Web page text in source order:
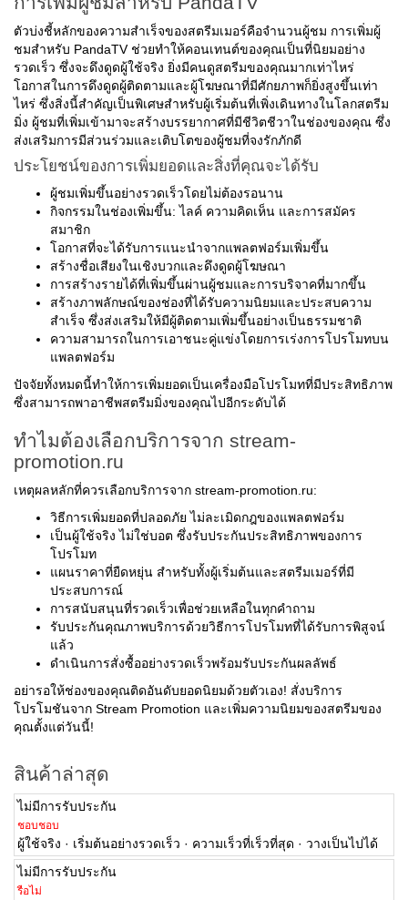
ตัวบ่งชี้หลักของความสำเร็จของสตรีมเมอร์คือจำนวนผู้ชม การเพิ่มผู้
ชมสำหรับ PandaTV ช่วยทำให้คอนเทนต์ของคุณเป็นที่นิยมอย่าง
รวดเร็ว ซึ่งจะดึงดูดผู้ใช้จริง ยิ่งมีคนดูสตรีมของคุณมากเท่าไหร่
โอกาสในการดึงดูดผู้ติดตามและผู้โฆษณาที่มีศักยภาพก็ยิ่งสูงขึ้นเท่า
ไหร่ ซึ่งสิ่งนี้สำคัญเป็นพิเศษสำหรับผู้เริ่มต้นที่เพิ่งเดินทางในโลกสตรีม
มิ่ง ผู้ชมที่เพิ่มเข้ามาจะสร้างบรรยากาศที่มีชีวิตชีวาในช่องของคุณ ซึ่ง
ส่งเสริมการมีส่วนร่วมและเติบโตของผู้ชมที่จงรักภักดี
ประโยชน์ของการเพิ่มยอดและสิ่งที่คุณจะได้รับ
ผู้ชมเพิ่มขึ้นอย่างรวดเร็วโดยไม่ต้องรอนาน
กิจกรรมในช่องเพิ่มขึ้น: ไลค์ ความคิดเห็น และการสมัคร
สมาชิก
โอกาสที่จะได้รับการแนะนำจากแพลตฟอร์มเพิ่มขึ้น
สร้างชื่อเสียงในเชิงบวกและดึงดูดผู้โฆษณา
การสร้างรายได้ที่เพิ่มขึ้นผ่านผู้ชมและการบริจาคที่มากขึ้น
สร้างภาพลักษณ์ของช่องที่ได้รับความนิยมและประสบความ
สำเร็จ ซึ่งส่งเสริมให้มีผู้ติดตามเพิ่มขึ้นอย่างเป็นธรรมชาติ
ความสามารถในการเอาชนะคู่แข่งโดยการเร่งการโปรโมทบน
แพลตฟอร์ม
ปัจจัยทั้งหมดนี้ทำให้การเพิ่มยอดเป็นเครื่องมือโปรโมทที่มีประสิทธิภาพ
ซึ่งสามารถพาอาชีพสตรีมมิ่งของคุณไปอีกระดับได้
ทำไมต้องเลือกบริการจาก stream-
promotion.ru
เหตุผลหลักที่ควรเลือกบริการจาก stream-promotion.ru:
วิธีการเพิ่มยอดที่ปลอดภัย ไม่ละเมิดกฎของแพลตฟอร์ม
เป็นผู้ใช้จริง ไม่ใช่บอต ซึ่งรับประกันประสิทธิภาพของการ
โปรโมท
แผนราคาที่ยืดหยุ่น สำหรับทั้งผู้เริ่มต้นและสตรีมเมอร์ที่มี
ประสบการณ์
การสนับสนุนที่รวดเร็วเพื่อช่วยเหลือในทุกคำถาม
รับประกันคุณภาพบริการด้วยวิธีการโปรโมทที่ได้รับการพิสูจน์
แล้ว
ดำเนินการสั่งซื้ออย่างรวดเร็วพร้อมรับประกันผลลัพธ์
อย่ารอให้ช่องของคุณติดอันดับยอดนิยมด้วยตัวเอง! สั่งบริการ
โปรโมชันจาก Stream Promotion และเพิ่มความนิยมของสตรีมของ
คุณตั้งแต่วันนี้!
สินค้าล่าสุด
ไม่มีการรับประกัน
ชอบชอบ
ผู้ใช้จริง · เริ่มต้นอย่างรวดเร็ว · ความเร็วที่เร็วที่สุด · วางเป็นไปได้
ไม่มีการรับประกัน
รือไม่